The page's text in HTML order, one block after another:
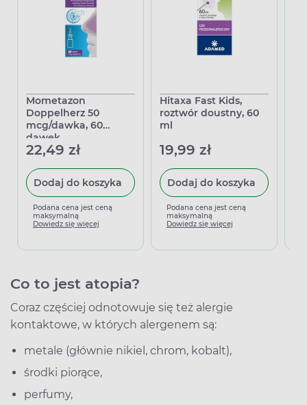
Mometazon
Doppelherz 50
mcg/dawka, 60
dawek
22,49 zł
Dodaj do koszyka
Podana cena jest ceną
maksymalną
Dowiedz się więcej
Hitaxa Fast Kids,
roztwór doustny, 60
ml
19,99 zł
Dodaj do koszyka
Podana cena jest ceną
maksymalną
Dowiedz się więcej
Co to jest atopia?
Coraz częściej odnotowuje się też alergie
kontaktowe, w których alergenem są:
metale (głównie nikiel, chrom, kobalt),
środki piorące,
perfumy,